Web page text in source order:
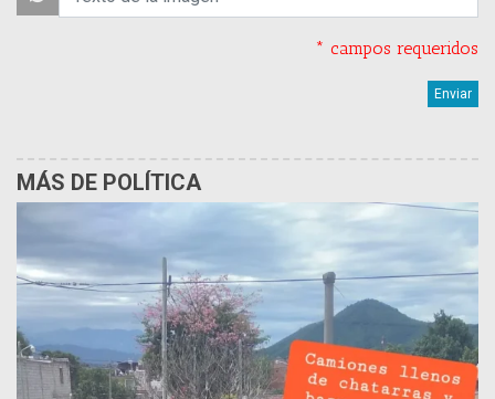
* campos requeridos
MÁS DE POLÍTICA